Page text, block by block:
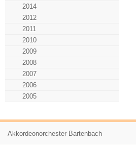
2014
2012
2011
2010
2009
2008
2007
2006
2005
Akkordeonorchester Bartenbach